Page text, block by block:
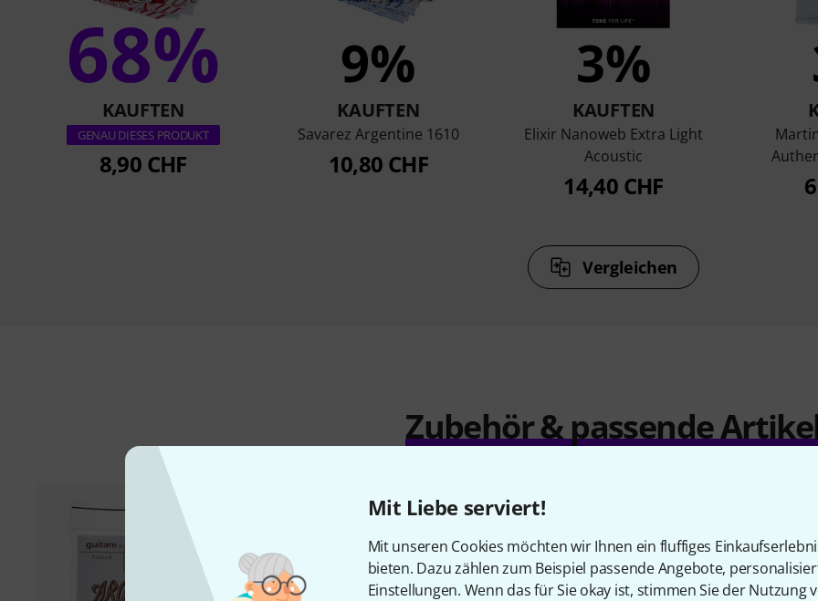
Mit Liebe serviert!
Mit unseren Cookies möchten wir Ihnen ein fluffiges
bieten. Dazu zählen zum Beispiel passende Angebote,
Einstellungen. Wenn das für Sie okay ist, stimmen Sie der Nutzung
68%
KAUFTEN
GENAU DIESES PRODUKT
8,90 CHF
9%
KAUFTEN
Savarez Argentine 1610
10,80 CHF
3%
KAUFTEN
Elixir Nanoweb Extra Light
Acoustic
14,40 CHF
Vergleichen
Zubehör & passende